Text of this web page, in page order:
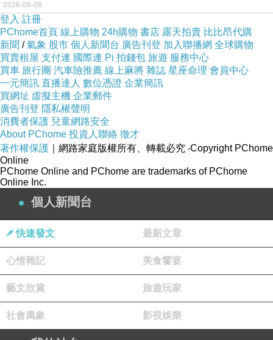
168wholesale流行時尚批發網網拍推薦
168wholesale流行時尚批發網網拍創業
168wholesale流行時尚批發網網拍衣服推薦
168wholesale流行時尚批發網網拍批發商
168wholesale流行時尚批發網網拍批發廠商
168wholesale流行時尚批發網網拍批發工廠
168wholesale流行時尚批發網網拍批發商如何找
168wholesale流行時尚批發網網拍批發衣服
168wholesale流行時尚批發網網拍批發商城
168wholesale流行時尚批發網網拍批發價
168wholesale流行時尚批發網網拍批發貨源
找
168wholesale流行時尚批發網網拍批發童裝
168wholesale流行時尚批發網孕婦裝批發網
168wholesale流行時尚批發網孕婦裝批發工廠
168wholesale流行時尚批發網孕婦裝批發商
168wholesale流行時尚批發網孕婦裝批發價
2026-08-08
登入 註冊
PChome首頁 線上購物 24h購物 書店 露天拍賣 比比昂代購
新聞 /氣象 股市 個人新聞台 廣告刊登 加入聯播網 全球購物
買賣租屋 支付連 國際連 Pi 拍錢包 旅遊 服務中心
買車 旅行團 汽車險推薦 線上麻將 雜誌 星座命理 會員中心
一元簡訊 直播達人 數位憑證 企業簡訊
買網址 虛擬主機 企業郵件
廣告刊登 隱私權聲明
消費者保護 兒童網路安全
About PChome 投資人聯絡 徵才
著作權保護 ｜網路家庭版權所有、轉載必究 ‧Copyright PChome
Online
PChome Online and PChome are trademarks of PChome
Online Inc.
個人新聞台
快速發文 最新文章
心情雜記 美食饗宴
藝文欣賞 旅遊玩家
社會萬象 影視娛樂